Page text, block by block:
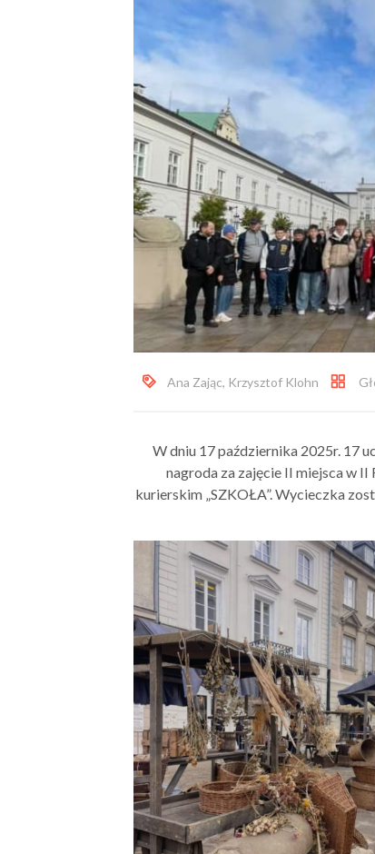
Ana Zając, Krzysztof Klohn
W dniu 17 października 2025r. 17
nagroda za zajęcie II miejsca w
kurierskim „SZKOŁA”. Wycieczka